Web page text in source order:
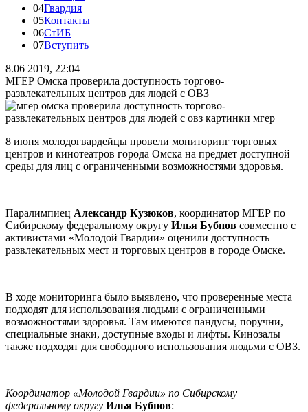
04Гвардия
05Контакты
06СтИБ
07Вступить
8.06 2019, 22:04
МГЕР Омска проверила доступность торгово-
развлекательных центров для людей с ОВЗ
8 июня молодогвардейцы провели мониторинг торговых
центров и кинотеатров города Омска на предмет доступной
среды для лиц с ограниченными возможностями здоровья.
Паралимпиец Александр Кузюков, координатор МГЕР по
Сибирскому федеральному округу Илья Бубнов совместно с
активистами «Молодой Гвардии» оценили доступность
развлекательных мест и торговых центров в городе Омске.
В ходе мониторинга было выявлено, что проверенные места
подходят для использования людьми с ограниченными
возможностями здоровья. Там имеются пандусы, поручни,
специальные знаки, доступные входы и лифты. Кинозалы
также подходят для свободного использования людьми с ОВЗ.
Координатор «Молодой Гвардии» по Сибирскому
федеральному округу Илья Бубнов: